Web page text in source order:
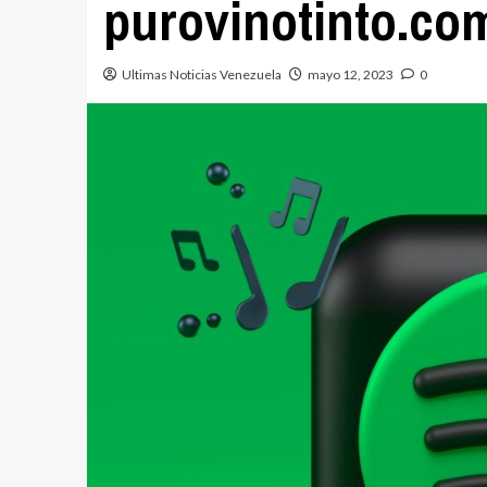
Ultimas Noticias Venezuela mayo 12, 2023 0